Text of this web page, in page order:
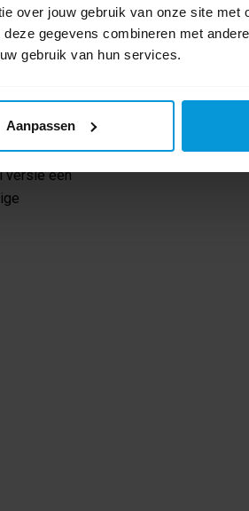
over jouw gebruik van onze site met
gegevens combineren met
gebruik van hun services.
Aanpassen
in het filter
de kwaliteit van de
scoort sterk
versie een